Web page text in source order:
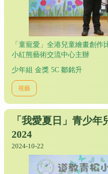
「童寵愛」全港兒童繪畫創作
小紅熊藝術交流中心主辦
少年組 金獎 5C 鄒銘升
視藝
「我愛夏日」青少
2024
2024-10-22